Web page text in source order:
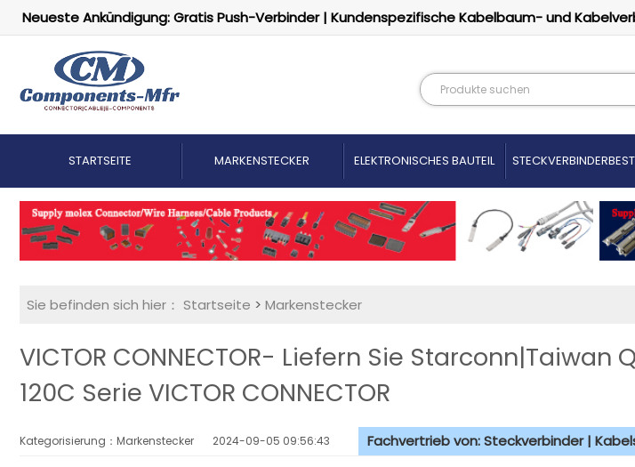
Neueste Ankündigung: Gratis Push-Verbinder | Kundenspezifische Kabelbaum- und
STARTSEITE MARKENSTECKER ELEKTRONISCHES BAUTEIL
Sie befinden sich hier： Startseite > Markenstecker
VICTOR CONNECTOR- Liefern Sie Starconn|Taiwan
120C Serie VICTOR CONNECTOR
Kategorisierung：Markenstecker 2024-09-05 09:56:43 Fachvertrieb von: Steckverbinder |